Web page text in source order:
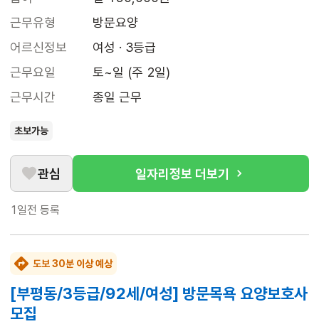
근무유형
방문요양
어르신정보
여성 · 3등급
근무요일
토~일 (주 2일)
근무시간
종일 근무
초보가능
관심 일자리정보 더보기
1일전 등록
도보 30분 이상 예상
[부평동/3등급/92세/여성] 방문목욕 요양보호사
모집